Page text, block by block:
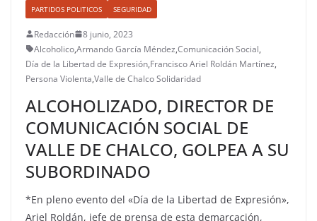
PARTIDOS POLITICOS
SEGURIDAD
Redacción
8 junio, 2023
Alcoholico,Armando García Méndez,Comunicación Social,
Día de la Libertad de Expresión,Francisco Ariel Roldán Martínez,
Persona Violenta,Valle de Chalco Solidaridad
ALCOHOLIZADO, DIRECTOR DE
COMUNICACIÓN SOCIAL DE
VALLE DE CHALCO, GOLPEA A SU
SUBORDINADO
*En pleno evento del «Día de la Libertad de Expresión»,
Ariel Roldán, jefe de prensa de esta demarcación,